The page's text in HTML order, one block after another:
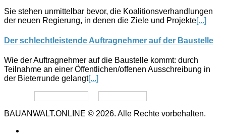
Sie stehen unmittelbar bevor, die Koalitionsverhandlungen
der neuen Regierung, in denen die Ziele und Projekte[...]
Der schlechtleistende Auftragnehmer auf der Baustelle
Wie der Auftragnehmer auf die Baustelle kommt: durch
Teilnahme an einer Öffentlichen/offenen Ausschreibung in
der Bieterrunde gelangt[...]
BAUANWALT.ONLINE © 2026. Alle Rechte vorbehalten.